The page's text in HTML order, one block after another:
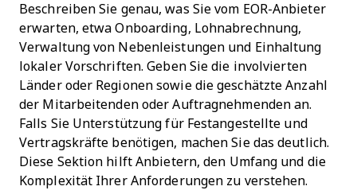
Beschreiben Sie genau, was Sie vom EOR-Anbieter
erwarten, etwa Onboarding, Lohnabrechnung,
Verwaltung von Nebenleistungen und Einhaltung
lokaler Vorschriften. Geben Sie die involvierten
Länder oder Regionen sowie die geschätzte Anzahl
der Mitarbeitenden oder Auftragnehmenden an.
Falls Sie Unterstützung für Festangestellte und
Vertragskräfte benötigen, machen Sie das deutlich.
Diese Sektion hilft Anbietern, den Umfang und die
Komplexität Ihrer Anforderungen zu verstehen.